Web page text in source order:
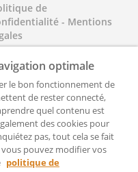
de
- Mentions
tarifs optimale
le bon fonctionnement de
de rester connecté,
quel contenu est
des cookies pour
pas, tout cela se fait
pouvez modifier vos
politique de